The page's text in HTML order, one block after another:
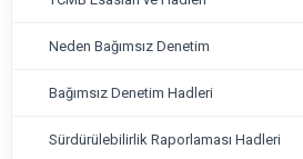
Neden Bağımsız Denetim
Bağımsız Denetim Hadleri
Sürdürülebilirlik Raporlaması Hadleri